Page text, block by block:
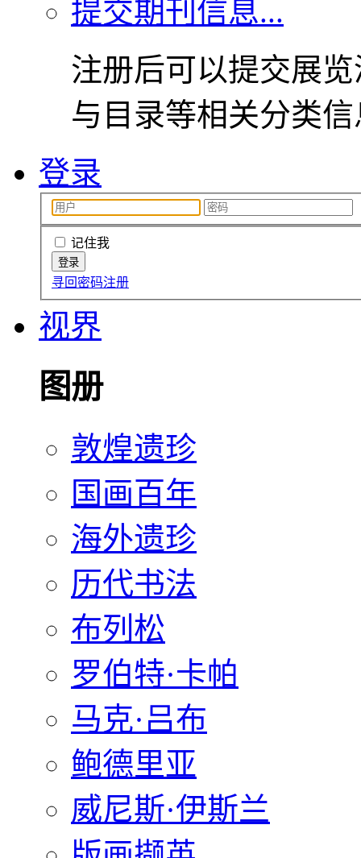
提交期刊信息...
注册后可以提交展
与目录等相关分类
登录
记住我
寻回密码注册
视界
图册
敦煌遗珍
国画百年
海外遗珍
历代书法
布列松
罗伯特·卡帕
马克·吕布
鲍德里亚
威尼斯·伊斯兰